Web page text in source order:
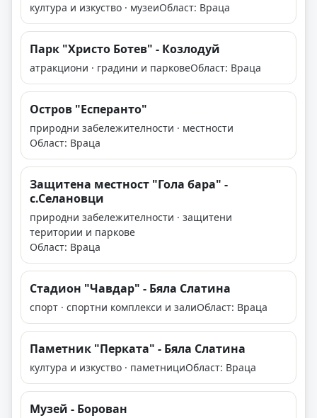
култура и изкуство · музеиОбласт: Враца
Парк "Христо Ботев" - Козлодуй
атракциони · градини и парковеОбласт: Враца
Остров "Есперанто"
природни забележителности · местности
Област: Враца
Защитена местност "Гола бара" -
с.Селановци
природни забележителности · защитени
територии и паркове
Област: Враца
Стадион "Чавдар" - Бяла Слатина
спорт · спортни комплекси и залиОбласт: Враца
Паметник "Перката" - Бяла Слатина
култура и изкуство · паметнициОбласт: Враца
Музей - Борован